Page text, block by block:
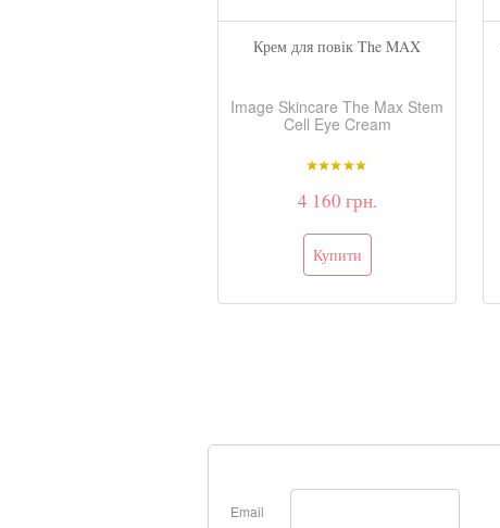
Крем для повік The MAX
Image Skincare The Max Stem
Cell Eye Cream
4 160 грн.
Email